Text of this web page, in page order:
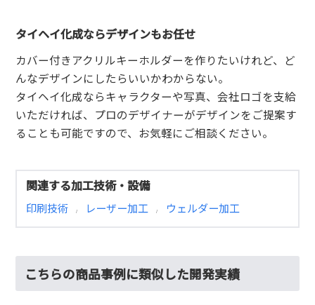
タイヘイ化成ならデザインもお任せ
カバー付きアクリルキーホルダーを作りたいけれど、ど
んなデザインにしたらいいかわからない。
タイヘイ化成ならキャラクターや写真、会社ロゴを支給
いただければ、プロのデザイナーがデザインをご提案す
ることも可能ですので、お気軽にご相談ください。
関連する加工技術・設備
印刷技術 / レーザー加工 / ウェルダー加工
こちらの商品事例に類似した開発実績